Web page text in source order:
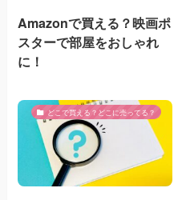
Amazonで買える？映画ポ
スターで部屋をおしゃれ
に！
どこで買える？どこに売ってる？